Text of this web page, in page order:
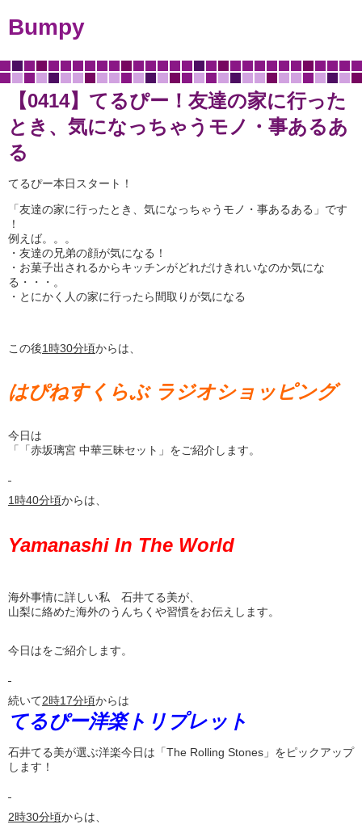
Bumpy
【0414】てるぴー！友達の家に行った
とき、気になっちゃうモノ・事あるあ
る
てるぴー本日スタート！
「友達の家に行ったとき、気になっちゃうモノ・事あるある」です
！
例えば。。。
・友達の兄弟の顔が気になる！
・お菓子出されるからキッチンがどれだけきれいなのか気にな
る・・・。
・とにかく人の家に行ったら間取りが気になる
この後1時30分頃からは、
はぴねすくらぶ ラジオショッピング
今日は
「「赤坂璃宮 中華三昧セット」をご紹介します。
1時40分頃からは、
Yamanashi In The World
海外事情に詳しい私 石井てる美が、
山梨に絡めた海外のうんちくや習慣をお伝えします。
今日はをご紹介します。
続いて2時17分頃からは
てるぴー洋楽トリプレット
石井てる美が選ぶ洋楽今日は「The Rolling Stones」をピックアップ
します！
2時30分頃からは、